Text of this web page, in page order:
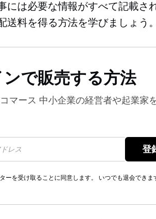
には必要な情報がすべて記載さ
送料を得る方法を学びましょう。
で販売する方法
マース 中小企業の経営者や起業家
ーを受け取ることに同意します。 いつでも退会できま